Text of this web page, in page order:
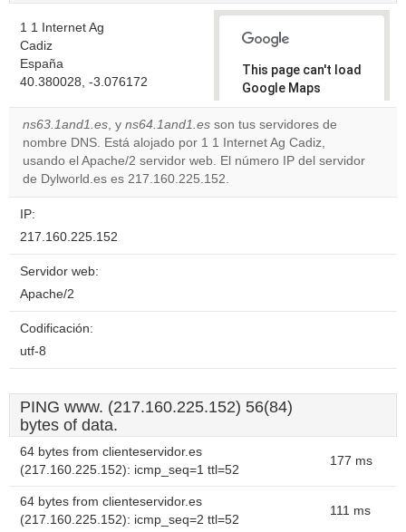
1 1 Internet Ag
Cadiz
España
40.380028, -3.076172
This page can't load
Google Maps
correctly.
Do you
own this
OK
ns63.1and1.es, y ns64.1and1.es son tus servidores de
nombre DNS. Está alojado por 1 1 Internet Ag Cadiz,
usando el Apache/2 servidor web. El número IP del servidor
de Dylworld.es es 217.160.225.152.
IP:
217.160.225.152
Servidor web:
Apache/2
Codificación:
utf-8
PING www. (217.160.225.152) 56(84)
bytes of data.
64 bytes from clienteservidor.es
(217.160.225.152): icmp_seq=1 ttl=52
177 ms
64 bytes from clienteservidor.es
(217.160.225.152): icmp_seq=2 ttl=52
111 ms